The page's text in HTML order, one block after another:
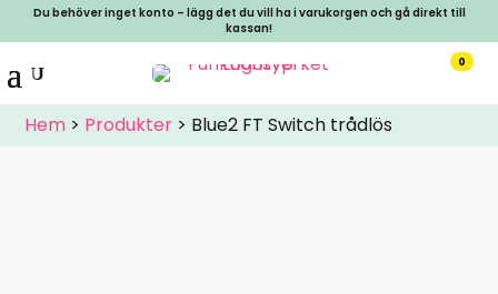
Du behöver inget konto – lägg det du vill ha i varukorgen och gå direkt till
kassan!
0
Hem > Produkter > Blue2 FT Switch trådlös